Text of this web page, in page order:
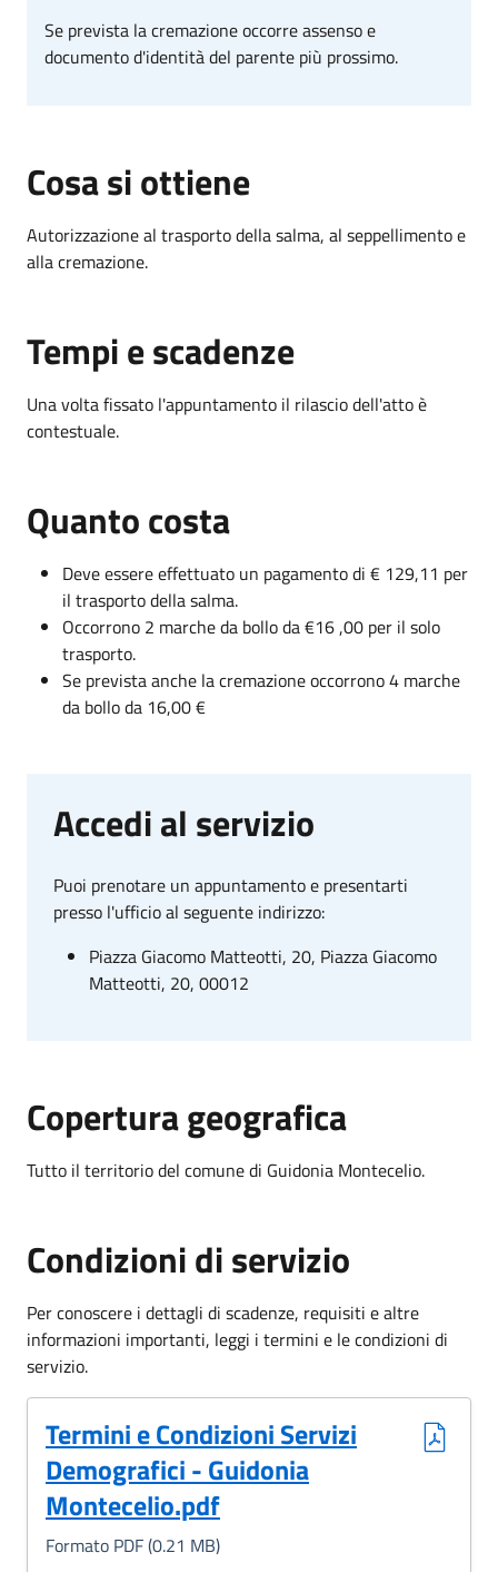
Se prevista la cremazione occorre assenso e
documento d'identità del parente più prossimo.
Cosa si ottiene
Autorizzazione al trasporto della salma, al seppellimento e
alla cremazione.
Tempi e scadenze
Una volta fissato l'appuntamento il rilascio dell'atto è
contestuale.
Quanto costa
Deve essere effettuato un pagamento di € 129,11 per
il trasporto della salma.
Occorrono 2 marche da bollo da €16 ,00 per il solo
trasporto.
Se prevista anche la cremazione occorrono 4 marche
da bollo da 16,00 €
Accedi al servizio
Puoi prenotare un appuntamento e presentarti
presso l'ufficio al seguente indirizzo:
Piazza Giacomo Matteotti, 20, Piazza Giacomo
Matteotti, 20, 00012
Copertura geografica
Tutto il territorio del comune di Guidonia Montecelio.
Condizioni di servizio
Per conoscere i dettagli di scadenze, requisiti e altre
informazioni importanti, leggi i termini e le condizioni di
servizio.
Termini e Condizioni Servizi
Demografici - Guidonia
Montecelio.pdf
(Formato PDF, 0.21 MB)
Formato PDF (0.21 MB)